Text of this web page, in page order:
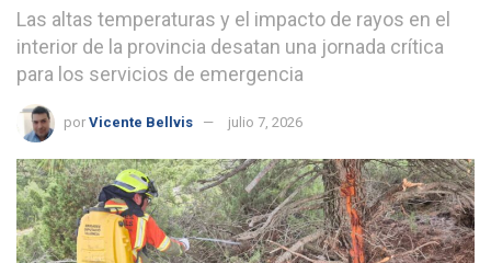
Las altas temperaturas y el impacto de rayos en el
interior de la provincia desatan una jornada crítica
para los servicios de emergencia
por Vicente Bellvis julio 7, 2026